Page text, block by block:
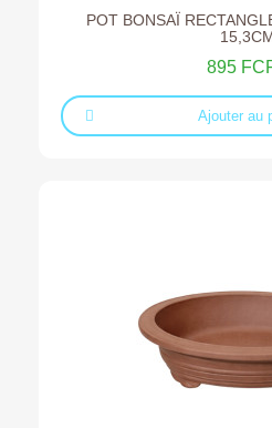
POT BONSAÏ
895
Ajouter au